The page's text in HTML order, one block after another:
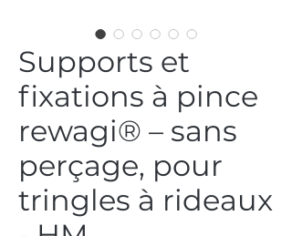
Supports et
fixations à pince
rewagi® – sans
perçage, pour
tringles à rideaux